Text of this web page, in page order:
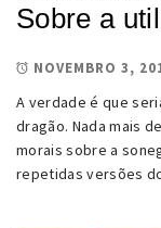
Sobre a
NOVEMBRO 3,
A verdade é que
dragão. Nada mais
morais sobre a
repetidas versões